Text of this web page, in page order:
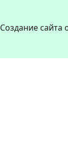
Создание сайта